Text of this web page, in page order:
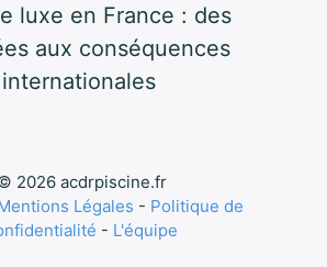
luxe en France : des
aux conséquences
2026 acdrpiscine.fr
Légales - Politique de
- L'équipe